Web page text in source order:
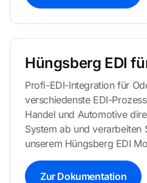
Hüngsberg EDI
Profi-EDI-Integration für
verschiedenste EDI-
Handel und Automotive
System ab und verarbeiten
unserem Hüngsberg EDI
Zur Dokumentation